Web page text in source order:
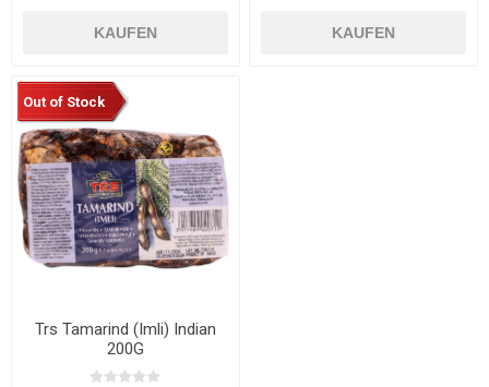
KAUFEN KAUFEN
Out of Stock
Trs Tamarind (Imli) Indian
200G